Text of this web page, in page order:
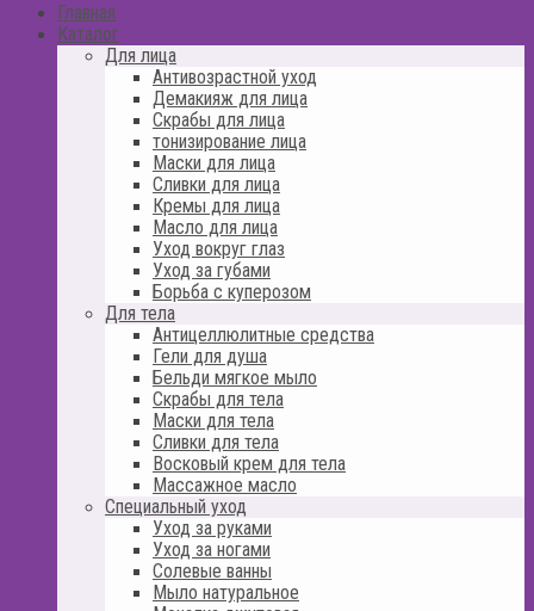
Главная
Каталог
Для лица
Антивозрастной уход
Демакияж для лица
Скрабы для лица
тонизирование лица
Маски для лица
Сливки для лица
Кремы для лица
Масло для лица
Уход вокруг глаз
Уход за губами
Борьба с куперозом
Для тела
Антицеллюлитные средства
Гели для душа
Бельди мягкое мыло
Скрабы для тела
Маски для тела
Сливки для тела
Восковый крем для тела
Массажное масло
Специальный уход
Уход за руками
Уход за ногами
Солевые ванны
Мыло натуральное